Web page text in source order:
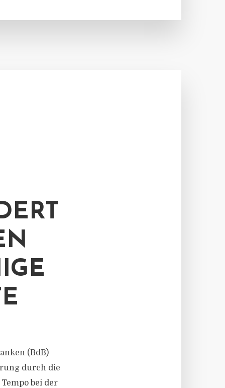
(BdB)
durch die
bei der